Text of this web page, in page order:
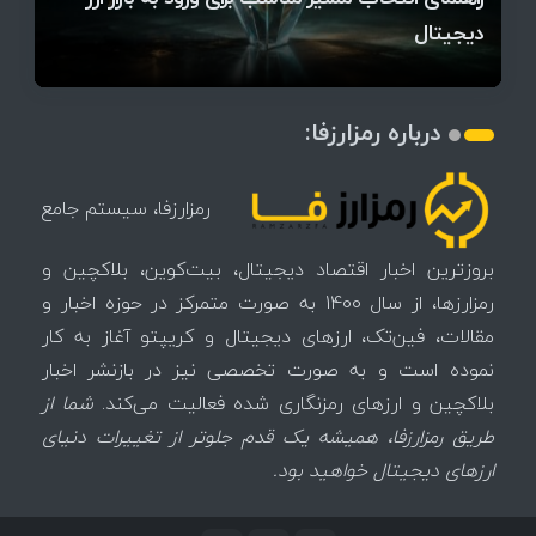
دیجیتال
چرا سرعت تراکنش‌ها در اقتصاد دیجیتال اهمیت دارد؟
تهدید بیت‌کوین مشخص شد
اتفاق تاریخی در بازار رمزارزها / بیت‌کوین سبز شد
تغییر می‌کند
کدامند؟
اتفاق مهم در بازار رمزارزها / بیت‌کوین وارد فاز تازه شد
میز / ۶۲۲ بیت‌کوین کجا رفت؟
درباره رمزارزفا:
رمزارزفا، سیستم جامع
بروزترین اخبار اقتصاد دیجیتال، بیت‌کوین، بلاکچین و
رمزارزها، از سال 1400 به صورت متمرکز در حوزه اخبار و
مقالات، فین‌تک، ارزهای‌ دیجیتال و کریپتو آغاز به کار
نموده است و به صورت تخصصی نیز در بازنشر اخبار
بلاکچین و ارزهای رمزنگاری شده فعالیت می‌کند.شما از
طریق رمزارزفا، همیشه یک قدم جلوتر از تغییرات دنیای
ارزهای دیجیتال خواهید بود.